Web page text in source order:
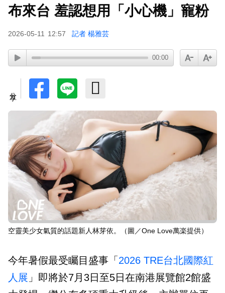
布來台 羞認想用「小心機」寵粉
2026-05-11 12:57 記者 楊雅芸
00:00
空靈美少女氣質的話題新人林芽依。（圖／One Love萬楽提供）
今年暑假最受矚目盛事「 2026 TRE台北國際紅
人展 」即將於7月3日至5日在南港展覽館2館盛